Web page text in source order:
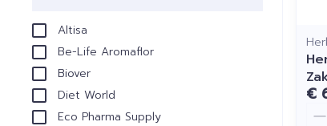
Altisa
Be-Life Aromaflor
Biover
Diet World
Eco Pharma Supply
€